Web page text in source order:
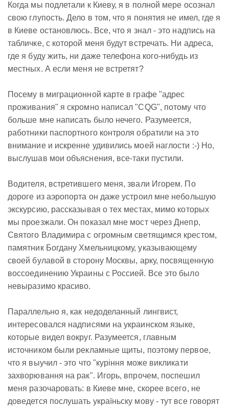
Когда мы подлетали к Киеву, я в полной мере осознал
свою глупость. Дело в том, что я понятия не имел, где я
в Киеве остановлюсь. Все, что я знал - это надпись на
табличке, с которой меня будут встречать. Ни адреса,
где я буду жить, ни даже телефона кого-нибудь из
местных. А если меня не встретят?
Посему в миграционной карте в графе "адрес
проживания" я скромно написал "CQG", потому что
больше мне написать было нечего. Разумеется,
работники паспортного контроля обратили на это
внимание и искренне удивились моей наглости :-) Но,
выслушав мои объяснения, все-таки пустили.
Водителя, встретившего меня, звали Игорем. По
дороге из аэропорта он даже устроил мне небольшую
экскурсию, рассказывая о тех местах, мимо которых
мы проезжали. Он показал мне мост через Днепр,
Святого Владимира с огромным светящимся крестом,
памятник Богдану Хмельницкому, указывающему
своей булавой в сторону Москвы, арку, посвященную
воссоединению Украины с Россией. Все это было
невыразимо красиво.
Параллельно я, как недоделанный лингвист,
интересовался надписями на украинском языке,
которые видел вокруг. Разумеется, главным
источником были рекламные щиты, поэтому первое,
что я выучил - это что "куріння може викликати
захворювання на рак". Игорь, впрочем, поспешил
меня разочаровать: в Киеве мне, скорее всего, не
доведется послушать україньску мову - тут все говорят